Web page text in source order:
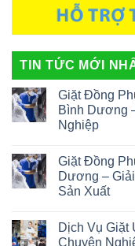
TIN TỨC MỚI
Giặt Đồng
Bình Dương
Nghiệp
Giặt Đồng
Dương –
Sản Xuất
Dịch Vụ Giặt
Chuyên